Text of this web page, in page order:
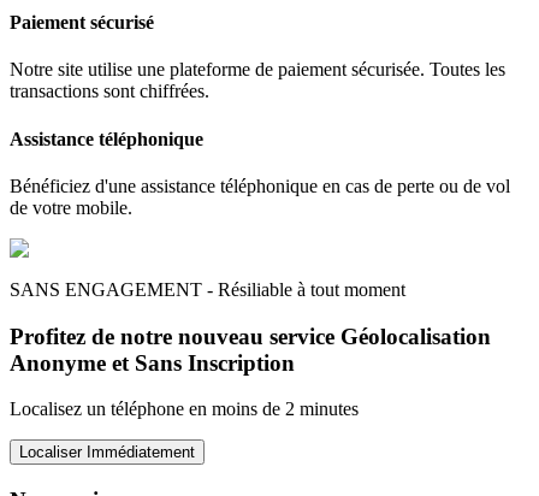
Paiement sécurisé
Notre site utilise une plateforme de paiement sécurisée. Toutes les
transactions sont chiffrées.
Assistance téléphonique
Bénéficiez d'une assistance téléphonique en cas de perte ou de vol
de votre mobile.
SANS ENGAGEMENT - Résiliable à tout moment
Profitez de notre nouveau service Géolocalisation
Anonyme et Sans Inscription
Localisez un téléphone en moins de 2 minutes
Localiser Immédiatement